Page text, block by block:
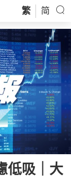
繁 简
低吸｜大